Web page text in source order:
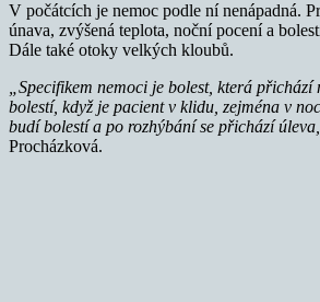
V počátcích je nemoc podle ní nenápadná.
únava, zvýšená teplota, noční pocení a
Dále také otoky velkých kloubů.
„Specifikem nemoci je bolest, která
bolestí, když je pacient v klidu, zejména v
budí bolestí a po rozhýbání se přichází
Procházková.